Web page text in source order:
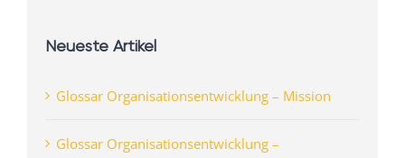
Neueste Artikel
Glossar Organisationsentwicklung – Mission
Glossar Organisationsentwicklung –